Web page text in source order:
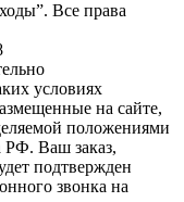
Все права
условиях
на сайте,
положениями
РФ. Ваш заказ,
подтвержден
звонка на